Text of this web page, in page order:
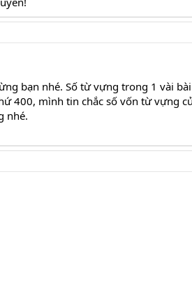
bạn nhé. Số từ vựng trong 1 vài
400, mình tin chắc số vốn từ vựng
nhé.